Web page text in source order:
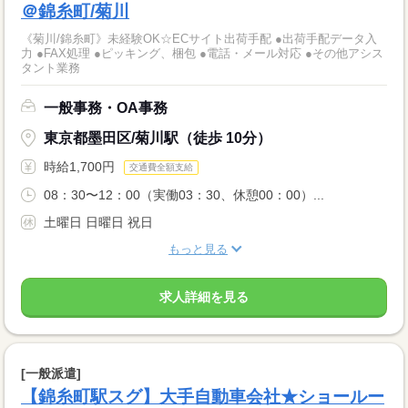
＠錦糸町/菊川
《菊川/錦糸町》未経験OK☆ECサイト出荷手配 ●出荷手配データ入
力 ●FAX処理 ●ピッキング、梱包 ●電話・メール対応 ●その他アシス
タント業務
一般事務・OA事務
東京都墨田区/菊川駅（徒歩 10分）
時給1,700円 交通費全額支給
08：30〜12：00（実働03：30、休憩00：00）...
土曜日 日曜日 祝日
もっと見る
求人詳細を見る
[一般派遣]
【錦糸町駅スグ】大手自動車会社★ショールー